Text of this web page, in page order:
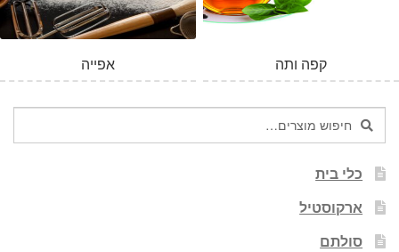
אפייה קפה ותה
חיפוש
עבור:
חיפוש
כלי בית
ארקוסטיל
סולתם